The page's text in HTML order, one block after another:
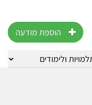
הוספת מודעה